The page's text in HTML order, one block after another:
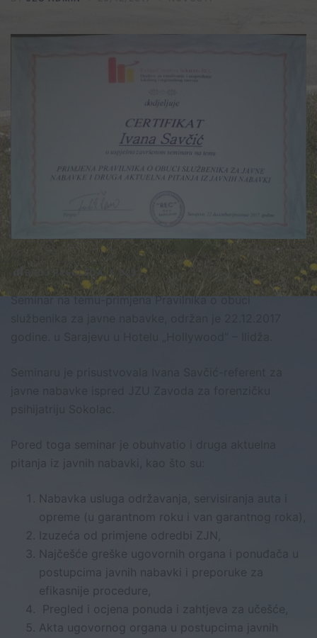
BROJ PREGLEDA :5.925
Seminar na temu-primjena Pravilnika o obuci
pitanja iz javnih nabavki, kao što su:
Nabavka usluga održavanja, servisiranja auta i
opreme (u garantnom roku i van garantnog roka),
Izuzeća od primjene odredbi ZJN,
Najčešće greške ugovornih organa i ponuđača u
postupcima javnih nabavki i preporuke za
efikasnije procedure,
Pregled i ocjena ponuda i zahtjeva za učešće,
Akta ugovornog organa u postupcima javnih